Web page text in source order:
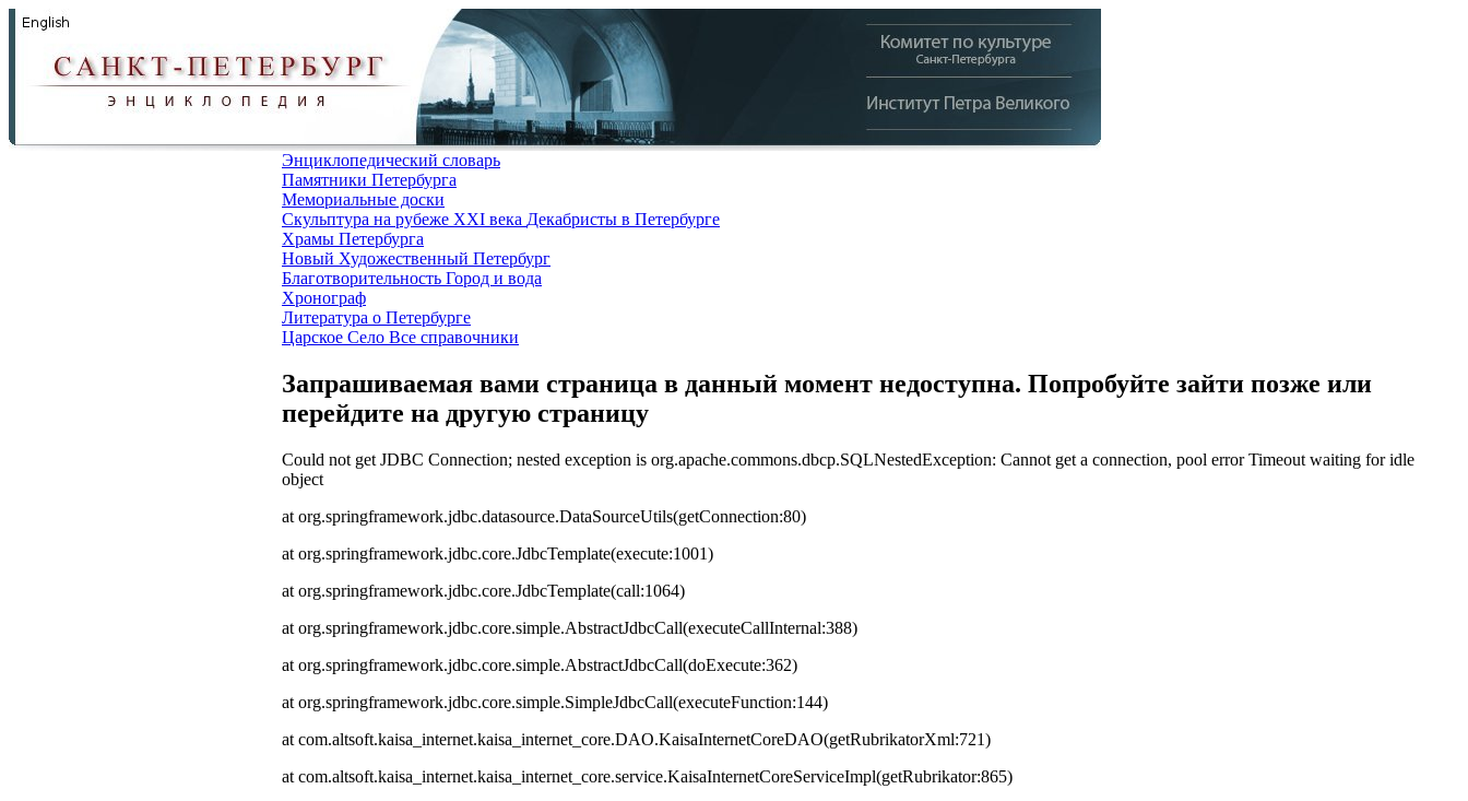
Энциклопедический словарь
Памятники Петербурга
Мемориальные доски
Скульптура на рубеже XXI века Декабристы в Петербурге
Храмы Петербурга
Новый Художественный Петербург
Благотворительность Город и вода
Хронограф
Литература о Петербурге
Царское Село Все справочники
Запрашиваемая вами страница в данный момент недоступна. Попробуйте зайти позже или
перейдите на другую страницу
Could not get JDBC Connection; nested exception is org.apache.commons.dbcp.SQLNestedException: Cannot get a connection, pool error Timeout waiting for idle
object
at org.springframework.jdbc.datasource.DataSourceUtils(getConnection:80)
at org.springframework.jdbc.core.JdbcTemplate(execute:1001)
at org.springframework.jdbc.core.JdbcTemplate(call:1064)
at org.springframework.jdbc.core.simple.AbstractJdbcCall(executeCallInternal:388)
at org.springframework.jdbc.core.simple.AbstractJdbcCall(doExecute:362)
at org.springframework.jdbc.core.simple.SimpleJdbcCall(executeFunction:144)
at com.altsoft.kaisa_internet.kaisa_internet_core.DAO.KaisaInternetCoreDAO(getRubrikatorXml:721)
at com.altsoft.kaisa_internet.kaisa_internet_core.service.KaisaInternetCoreServiceImpl(getRubrikator:865)